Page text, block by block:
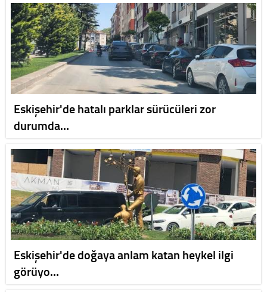
Eskişehir'de hatalı parklar sürücüleri zor
durumda…
Eskişehir'de doğaya anlam katan heykel ilgi
görüyo…